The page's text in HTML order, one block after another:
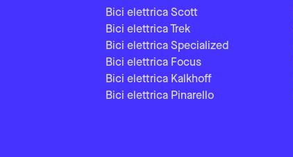
Bici elettrica Scott
Bici elettrica Trek
Bici elettrica Specialized
Bici elettrica Focus
Bici elettrica Kalkhoff
Bici elettrica Pinarello